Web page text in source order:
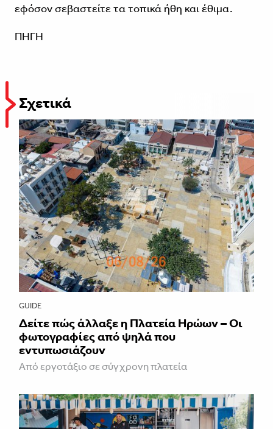
εφόσον σεβαστείτε τα τοπικά ήθη και έθιμα.
ΠΗΓΗ
Σχετικά
GUIDE
Δείτε πώς άλλαξε η Πλατεία Ηρώων – Οι
φωτογραφίες από ψηλά που
εντυπωσιάζουν
Από εργοτάξιο σε σύγχρονη πλατεία